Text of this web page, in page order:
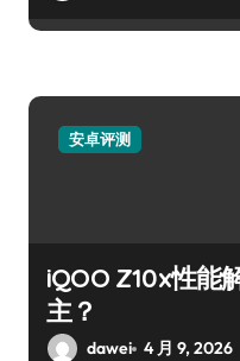
安卓评测
iQOO Z10x性能
主？
dawei 4 月 9, 2026